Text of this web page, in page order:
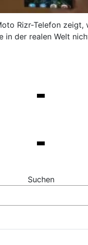
Rizr-Telefon zeigt,
in der realen Welt
Suchen